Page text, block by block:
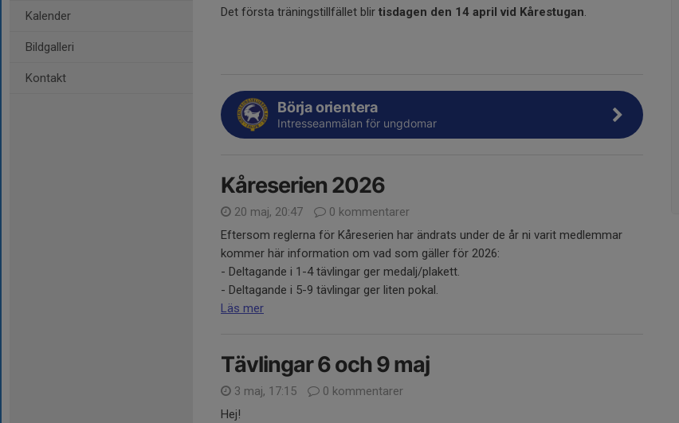
Kalender
Bildgalleri
Kontakt
Det första träningstillfället blir tisdagen den 14 april vid Kårestugan.
Börja orientera
Intresseanmälan för ungdomar
Kåreserien 2026
20 maj, 20:47
0 kommentarer
Eftersom reglerna för Kåreserien har ändrats under de år ni varit medlemmar
kommer här information om vad som gäller för 2026:
- Deltagande i 1-4 tävlingar ger medalj/plakett.
- Deltagande i 5-9 tävlingar ger liten pokal.
Läs mer
Tävlingar 6 och 9 maj
3 maj, 17:15
0 kommentarer
Hej!